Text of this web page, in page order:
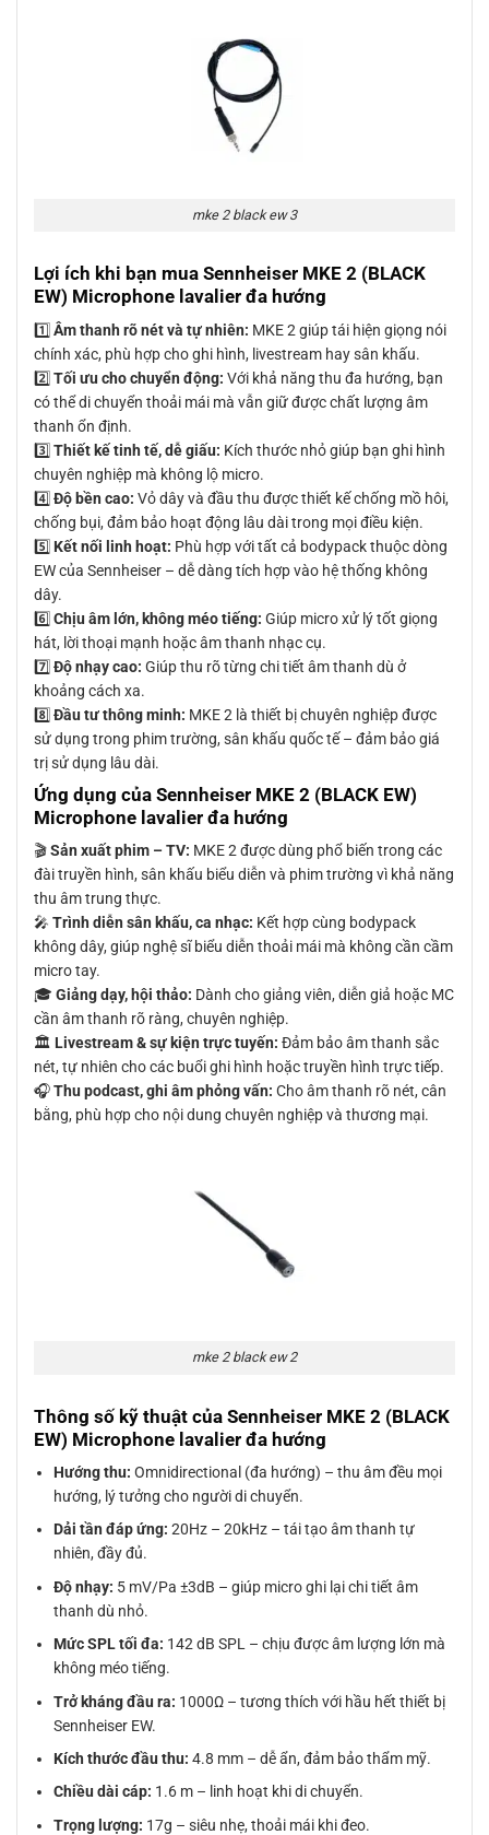
mke 2 black ew 3
Lợi ích khi bạn mua Sennheiser MKE 2 (BLACK
EW) Microphone lavalier đa hướng
1️⃣ Âm thanh rõ nét và tự nhiên: MKE 2 giúp tái hiện giọng nói
chính xác, phù hợp cho ghi hình, livestream hay sân khấu.
2️⃣ Tối ưu cho chuyển động: Với khả năng thu đa hướng, bạn
có thể di chuyển thoải mái mà vẫn giữ được chất lượng âm
thanh ổn định.
3️⃣ Thiết kế tinh tế, dễ giấu: Kích thước nhỏ giúp bạn ghi hình
chuyên nghiệp mà không lộ micro.
4️⃣ Độ bền cao: Vỏ dây và đầu thu được thiết kế chống mồ hôi,
chống bụi, đảm bảo hoạt động lâu dài trong mọi điều kiện.
5️⃣ Kết nối linh hoạt: Phù hợp với tất cả bodypack thuộc dòng
EW của Sennheiser – dễ dàng tích hợp vào hệ thống không
dây.
6️⃣ Chịu âm lớn, không méo tiếng: Giúp micro xử lý tốt giọng
hát, lời thoại mạnh hoặc âm thanh nhạc cụ.
7️⃣ Độ nhạy cao: Giúp thu rõ từng chi tiết âm thanh dù ở
khoảng cách xa.
8️⃣ Đầu tư thông minh: MKE 2 là thiết bị chuyên nghiệp được
sử dụng trong phim trường, sân khấu quốc tế – đảm bảo giá
trị sử dụng lâu dài.
Ứng dụng của Sennheiser MKE 2 (BLACK EW)
Microphone lavalier đa hướng
🎬Sản xuất phim – TV: MKE 2 được dùng phổ biến trong các
đài truyền hình, sân khấu biểu diễn và phim trường vì khả năng
thu âm trung thực.
🎤 Trình diễn sân khấu, ca nhạc: Kết hợp cùng bodypack
không dây, giúp nghệ sĩ biểu diễn thoải mái mà không cần cầm
micro tay.
🎓 Giảng dạy, hội thảo: Dành cho giảng viên, diễn giả hoặc MC
cần âm thanh rõ ràng, chuyên nghiệp.
🏛️ Livestream & sự kiện trực tuyến: Đảm bảo âm thanh sắc
nét, tự nhiên cho các buổi ghi hình hoặc truyền hình trực tiếp.
🎧Thu podcast, ghi âm phỏng vấn: Cho âm thanh rõ nét, cân
bằng, phù hợp cho nội dung chuyên nghiệp và thương mại.
mke 2 black ew 2
Thông số kỹ thuật của Sennheiser MKE 2 (BLACK
EW) Microphone lavalier đa hướng
Hướng thu: Omnidirectional (đa hướng) – thu âm đều mọi
hướng, lý tưởng cho người di chuyển.
Dải tần đáp ứng: 20Hz – 20kHz – tái tạo âm thanh tự
nhiên, đầy đủ.
Độ nhạy: 5 mV/Pa ±3dB – giúp micro ghi lại chi tiết âm
thanh dù nhỏ.
Mức SPL tối đa: 142 dB SPL – chịu được âm lượng lớn mà
không méo tiếng.
Trở kháng đầu ra: 1000Ω – tương thích với hầu hết thiết bị
Sennheiser EW.
Kích thước đầu thu: 4.8 mm – dễ ẩn, đảm bảo thẩm mỹ.
Chiều dài cáp: 1.6 m – linh hoạt khi di chuyển.
Trọng lượng: 17g – siêu nhẹ, thoải mái khi đeo.